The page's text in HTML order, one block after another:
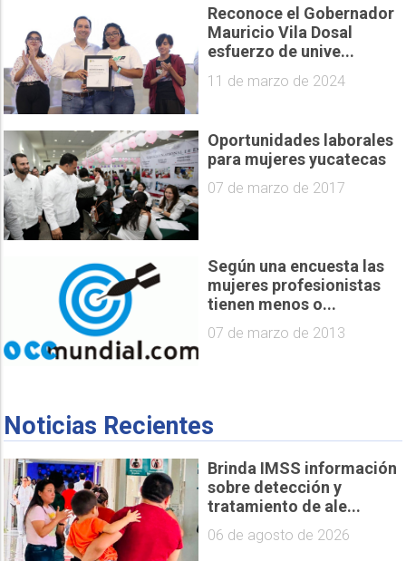
Reconoce el Gobernador
Mauricio Vila Dosal
esfuerzo de unive...
11 de marzo de 2024
Oportunidades laborales
para mujeres yucatecas
07 de marzo de 2017
Según una encuesta las
mujeres profesionistas
tienen menos o...
07 de marzo de 2013
Noticias Recientes
Brinda IMSS información
sobre detección y
tratamiento de ale...
06 de agosto de 2026